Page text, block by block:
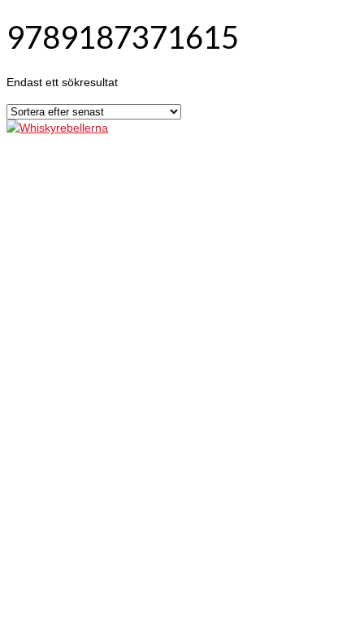
9789187371615
Endast ett sökresultat